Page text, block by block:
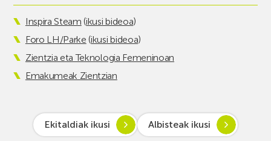
Inspira Steam (ikusi bideoa)
Foro LH/Parke (ikusi bideoa)
Zientzia eta Teknologia Femeninoan
Emakumeak Zientzian
Ekitaldiak ikusi Albisteak ikusi